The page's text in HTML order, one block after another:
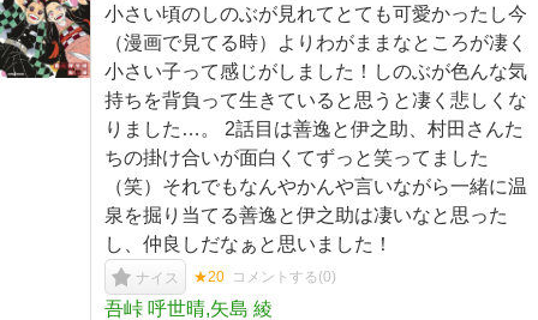
小さい頃のしのぶが見れてとても可愛かったし今
（漫画で見てる時）よりわがままなところが凄く
小さい子って感じがしました！しのぶが色んな気
持ちを背負って生きていると思うと凄く悲しくな
りました…。 2話目は善逸と伊之助、村田さんた
ちの掛け合いが面白くてずっと笑ってました
（笑）それでもなんやかんや言いながら一緒に温
泉を掘り当てる善逸と伊之助は凄いなと思った
し、仲良しだなぁと思いました！
ナイス ★20 コメントする(0)
吾峠 呼世晴,矢島 綾